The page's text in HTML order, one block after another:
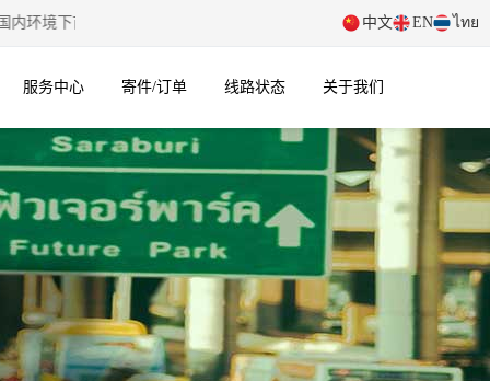
环境下首次点击右侧语言切换按钮后，会有约 5 秒加载延迟，请稍作等
中文 EN ไทย
服务中心 寄件/订单 线路状态 关于我们